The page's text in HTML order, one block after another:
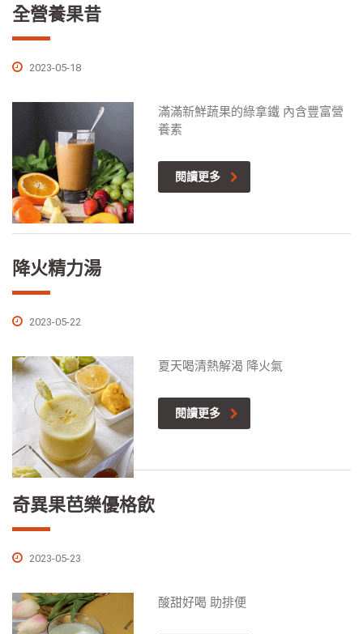
全營養果昔
2023-05-18
滿滿新鮮蔬果的綠拿鐵 內含豐富營
養素
閱讀更多
降火精力湯
2023-05-22
夏天喝清熱解渴 降火氣
閱讀更多
奇異果芭樂優格飲
2023-05-23
酸甜好喝 助排便